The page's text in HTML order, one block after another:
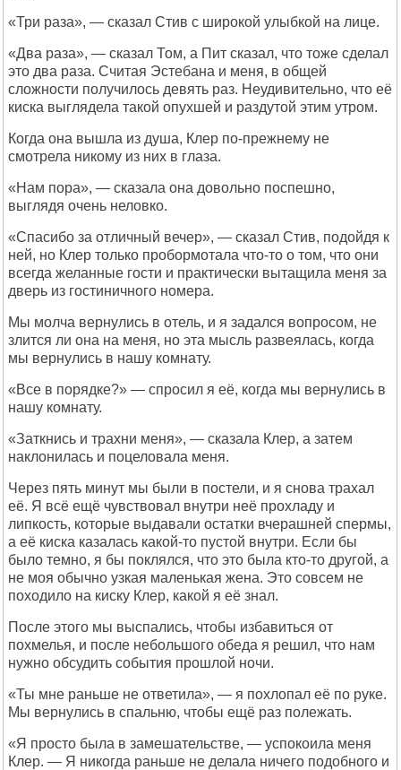
«Три раза», — сказал Стив с широкой улыбкой на лице.
«Два раза», — сказал Том, а Пит сказал, что тоже сделал
это два раза. Считая Эстебана и меня, в общей
сложности получилось девять раз. Неудивительно, что её
киска выглядела такой опухшей и раздутой этим утром.
Когда она вышла из душа, Клер по-прежнему не
смотрела никому из них в глаза.
«Нам пора», — сказала она довольно поспешно,
выглядя очень неловко.
«Спасибо за отличный вечер», — сказал Стив, подойдя к
ней, но Клер только пробормотала что-то о том, что они
всегда желанные гости и практически вытащила меня за
дверь из гостиничного номера.
Мы молча вернулись в отель, и я задался вопросом, не
злится ли она на меня, но эта мысль развеялась, когда
мы вернулись в нашу комнату.
«Все в порядке?» — спросил я её, когда мы вернулись в
нашу комнату.
«Заткнись и трахни меня», — сказала Клер, а затем
наклонилась и поцеловала меня.
Через пять минут мы были в постели, и я снова трахал
её. Я всё ещё чувствовал внутри неё прохладу и
липкость, которые выдавали остатки вчерашней спермы,
а её киска казалась какой-то пустой внутри. Если бы
было темно, я бы поклялся, что это была кто-то другой, а
не моя обычно узкая маленькая жена. Это совсем не
походило на киску Клер, какой я её знал.
После этого мы выспались, чтобы избавиться от
похмелья, и после небольшого обеда я решил, что нам
нужно обсудить события прошлой ночи.
«Ты мне раньше не ответила», — я похлопал её по руке.
Мы вернулись в спальню, чтобы ещё раз полежать.
«Я просто была в замешательстве, — успокоила меня
Клер. — Я никогда раньше не делала ничего подобного и